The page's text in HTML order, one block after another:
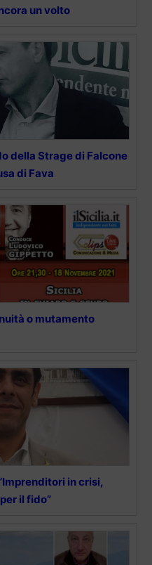
un volto
della Strage di Falcone
di Fava
o mutamento
in crisi,
il fido”